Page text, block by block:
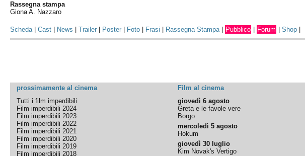
Rassegna stampa
Giona A. Nazzaro
Scheda|Cast News |Trailer Poster Foto Frasi Rassegna Stampa| Pubblico Forum |Shop
prossimamente al cinema Film al cinema
Tutti i film imperdibili
Film imperdibili 2024
Film imperdibili 2023
Film imperdibili 2022
Film imperdibili 2021
Film imperdibili 2020
Film imperdibili 2019
Film imperdibili 2018
giovedì 6 agosto
Greta e le favole vere
Borgo
mercoledì 5 agosto
Hokum
giovedì 30 luglio
Kim Novak's Vertigo